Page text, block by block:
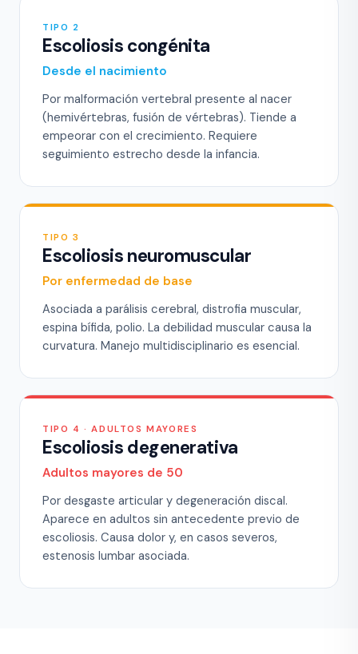
TIPO 2
Escoliosis congénita
Desde el nacimiento
Por malformación vertebral presente al nacer
(hemivértebras, fusión de vértebras). Tiende a
empeorar con el crecimiento. Requiere
seguimiento estrecho desde la infancia.
TIPO 3
Escoliosis neuromuscular
Por enfermedad de base
Asociada a parálisis cerebral, distrofia muscular,
espina bífida, polio. La debilidad muscular causa la
curvatura. Manejo multidisciplinario es esencial.
TIPO 4 · ADULTOS MAYORES
Escoliosis degenerativa
Adultos mayores de 50
Por desgaste articular y degeneración discal.
Aparece en adultos sin antecedente previo de
escoliosis. Causa dolor y, en casos severos,
estenosis lumbar asociada.